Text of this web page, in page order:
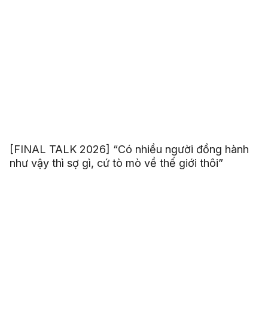
[FINAL TALK 2026] “Có nhiều người đồng hành
như vậy thì sợ gì, cứ tò mò về thế giới thôi”